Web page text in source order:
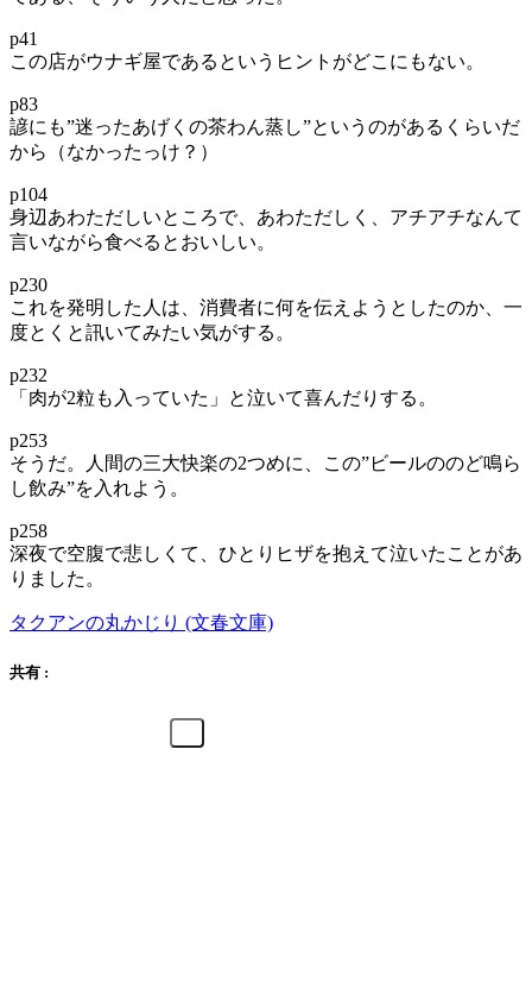
p41
この店がウナギ屋であるというヒントがどこにもない。
p83
諺にも”迷ったあげくの茶わん蒸し”というのがあるくらいだ
から（なかったっけ？）
p104
身辺あわただしいところで、あわただしく、アチアチなんて
言いながら食べるとおいしい。
p230
これを発明した人は、消費者に何を伝えようとしたのか、一
度とくと訊いてみたい気がする。
p232
「肉が2粒も入っていた」と泣いて喜んだりする。
p253
そうだ。人間の三大快楽の2つめに、この”ビールののど鳴ら
し飲み”を入れよう。
p258
深夜で空腹で悲しくて、ひとりヒザを抱えて泣いたことがあ
りました。
タクアンの丸かじり (文春文庫)
共有 :